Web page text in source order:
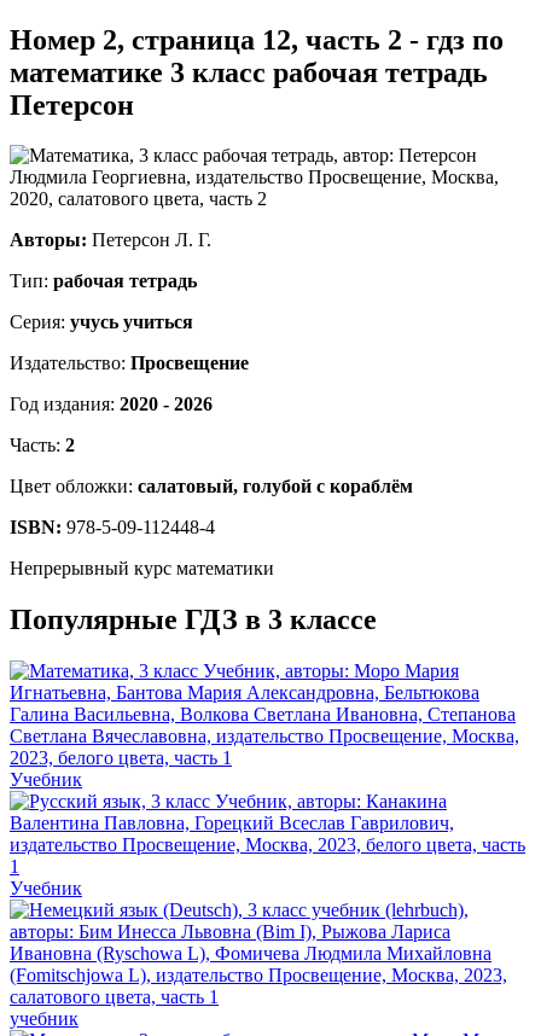
Номер 2, страница 12, часть 2 - гдз по
математике 3 класс рабочая тетрадь
Петерсон
Авторы: Петерсон Л. Г.
Тип: рабочая тетрадь
Серия: учусь учиться
Издательство: Просвещение
Год издания: 2020 - 2026
Часть: 2
Цвет обложки: салатовый, голубой с кораблём
ISBN: 978-5-09-112448-4
Непрерывный курс математики
Популярные ГДЗ в 3 классе
Учебник
Учебник
учебник